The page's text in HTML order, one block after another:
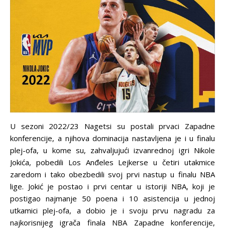
U sezoni 2022/23 Nagetsi su postali prvaci Zapadne
konferencije, a njihova dominacija nastavljena je i u finalu
plej-ofa, u kome su, zahvaljujući izvanrednoj igri Nikole
Jokića, pobedili Los Anđeles Lejkerse u četiri utakmice
zaredom i tako obezbedili svoj prvi nastup u finalu NBA
lige. Jokić je postao i prvi centar u istoriji NBA, koji je
postigao najmanje 50 poena i 10 asistencija u jednoj
utkamici plej-ofa, a dobio je i svoju prvu nagradu za
najkorisnijeg igrača finala NBA Zapadne konferencije,